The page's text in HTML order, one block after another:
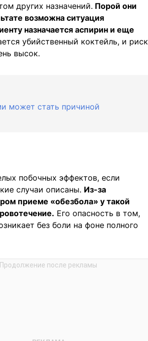
других назначений. Порой они
возможна ситуация
назначается аспирин и еще
убийственный коктейль, и риск
высок.
может стать причиной
побочных эффектов, если
случаи описаны. Из-за
приеме «обезбола» у такой
Его опасность в том,
без боли на фоне полного